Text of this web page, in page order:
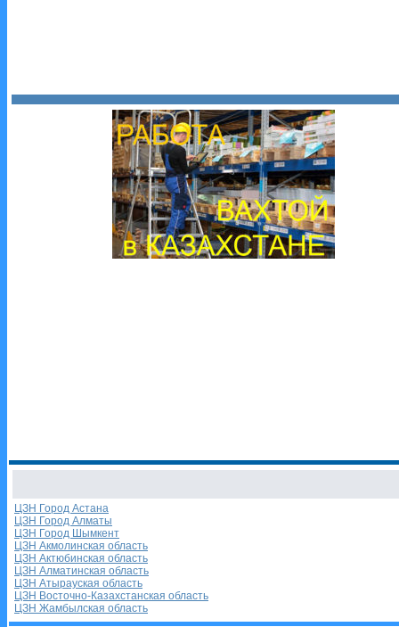
ЦЗН Город Астана
ЦЗН Город Алматы
ЦЗН Город Шымкент
ЦЗН Акмолинская область
ЦЗН Актюбинская область
ЦЗН Алматинская область
ЦЗН Атырауская область
ЦЗН Восточно-Казахстанская область
ЦЗН Жамбылская область